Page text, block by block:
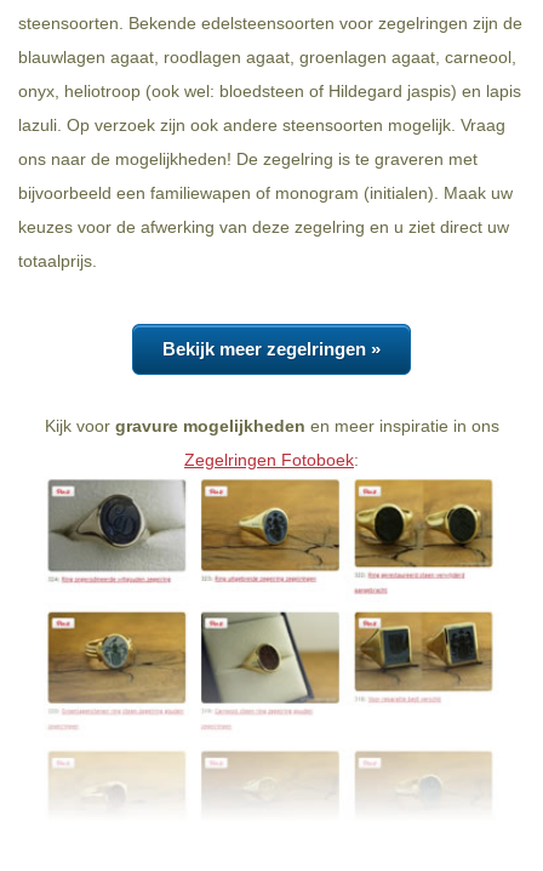
steensoorten. Bekende edelsteensoorten voor zegelringen zijn de
blauwlagen agaat, roodlagen agaat, groenlagen agaat, carneool,
onyx, heliotroop (ook wel: bloedsteen of Hildegard jaspis) en lapis
lazuli. Op verzoek zijn ook andere steensoorten mogelijk. Vraag
ons naar de mogelijkheden! De zegelring is te graveren met
bijvoorbeeld een familiewapen of monogram (initialen). Maak uw
keuzes voor de afwerking van deze zegelring en u ziet direct uw
totaalprijs.
Bekijk meer zegelringen »
Kijk voor gravure mogelijkheden en meer inspiratie in ons
Zegelringen Fotoboek: